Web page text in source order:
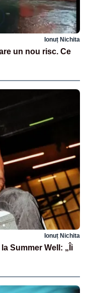
Ionuț Nichita
un nou risc. Ce
Ionuț Nichita
Summer Well: „Îi